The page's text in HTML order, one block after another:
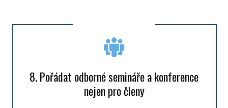
8. Pořádat odborné semináře a konference
nejen pro členy